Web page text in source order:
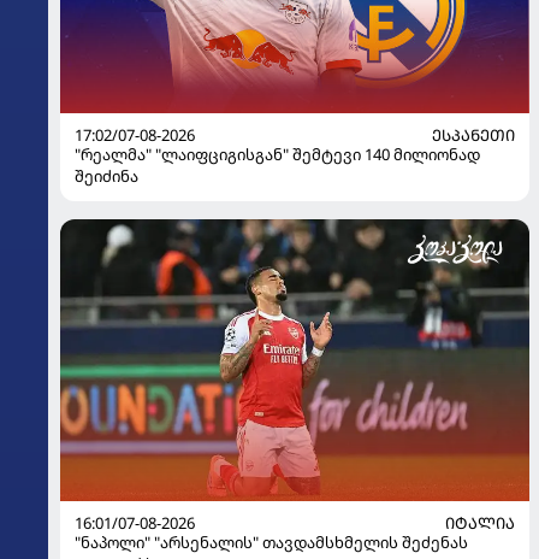
17:02/07-08-2026
ᲔᲡᲞᲐᲜᲔᲗᲘ
"რეალმა" "ლაიფციგისგან" შემტევი 140 მილიონად
შეიძინა
16:01/07-08-2026
ᲘᲢᲐᲚᲘᲐ
"ნაპოლი" "არსენალის" თავდამსხმელის შეძენას